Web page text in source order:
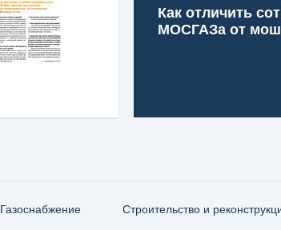
Как отличить
МОСГАЗа от
Газо­снабжение Строительство и